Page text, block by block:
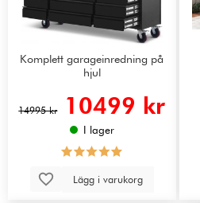
Komplett garageinredning på
hjul
14995 kr 10499 kr
I lager
Lägg i varukorg